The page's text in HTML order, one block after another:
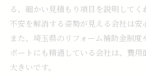
る、細かい見積もり項目を説明して
不安を解消する姿勢が見える会社は安
また、埼玉県のリフォーム補助金制度
ポートにも精通している会社は、費用
大きいです。